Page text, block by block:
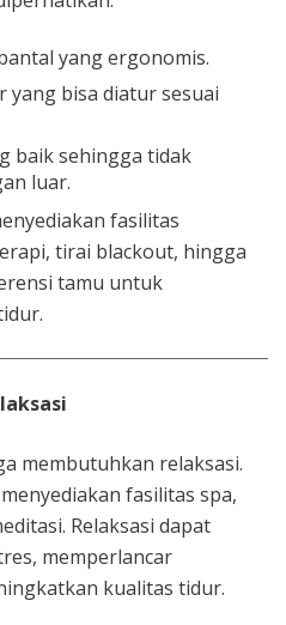
yang ergonomis.
yang bisa diatur sesuai
baik sehingga tidak
luar.
fasilitas
tirai blackout, hingga
tamu untuk
membutuhkan relaksasi.
fasilitas spa,
Relaksasi dapat
memperlancar
kualitas tidur.